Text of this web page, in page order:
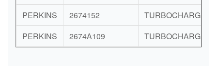
PERKINS
2674152
TURBOCHARGER
PERKINS
2674A109 TURBOCHARGER